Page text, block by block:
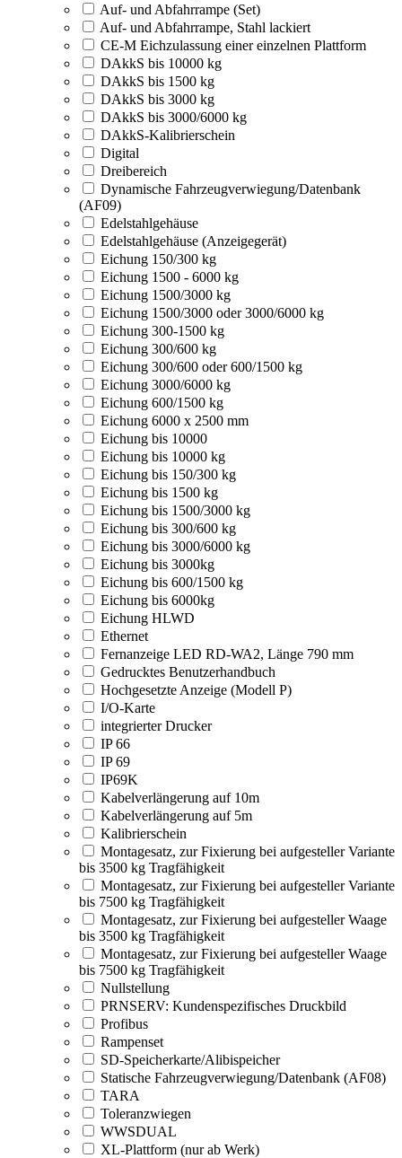
Auf- und Abfahrrampe (Set)
Auf- und Abfahrrampe, Stahl lackiert
CE-M Eichzulassung einer einzelnen Plattform
DAkkS bis 10000 kg
DAkkS bis 1500 kg
DAkkS bis 3000 kg
DAkkS bis 3000/6000 kg
DAkkS-Kalibrierschein
Digital
Dreibereich
Dynamische Fahrzeugverwiegung/Datenbank
(AF09)
Edelstahlgehäuse
Edelstahlgehäuse (Anzeigegerät)
Eichung 150/300 kg
Eichung 1500 - 6000 kg
Eichung 1500/3000 kg
Eichung 1500/3000 oder 3000/6000 kg
Eichung 300-1500 kg
Eichung 300/600 kg
Eichung 300/600 oder 600/1500 kg
Eichung 3000/6000 kg
Eichung 600/1500 kg
Eichung 6000 x 2500 mm
Eichung bis 10000
Eichung bis 10000 kg
Eichung bis 150/300 kg
Eichung bis 1500 kg
Eichung bis 1500/3000 kg
Eichung bis 300/600 kg
Eichung bis 3000/6000 kg
Eichung bis 3000kg
Eichung bis 600/1500 kg
Eichung bis 6000kg
Eichung HLWD
Ethernet
Fernanzeige LED RD-WA2, Länge 790 mm
Gedrucktes Benutzerhandbuch
Hochgesetzte Anzeige (Modell P)
I/O-Karte
integrierter Drucker
IP 66
IP 69
IP69K
Kabelverlängerung auf 10m
Kabelverlängerung auf 5m
Kalibrierschein
Montagesatz, zur Fixierung bei aufgesteller Variante
bis 3500 kg Tragfähigkeit
Montagesatz, zur Fixierung bei aufgesteller Variante
bis 7500 kg Tragfähigkeit
Montagesatz, zur Fixierung bei aufgesteller Waage
bis 3500 kg Tragfähigkeit
Montagesatz, zur Fixierung bei aufgesteller Waage
bis 7500 kg Tragfähigkeit
Nullstellung
PRNSERV: Kundenspezifisches Druckbild
Profibus
Rampenset
SD-Speicherkarte/Alibispeicher
Statische Fahrzeugverwiegung/Datenbank (AF08)
TARA
Toleranzwiegen
WWSDUAL
XL-Plattform (nur ab Werk)